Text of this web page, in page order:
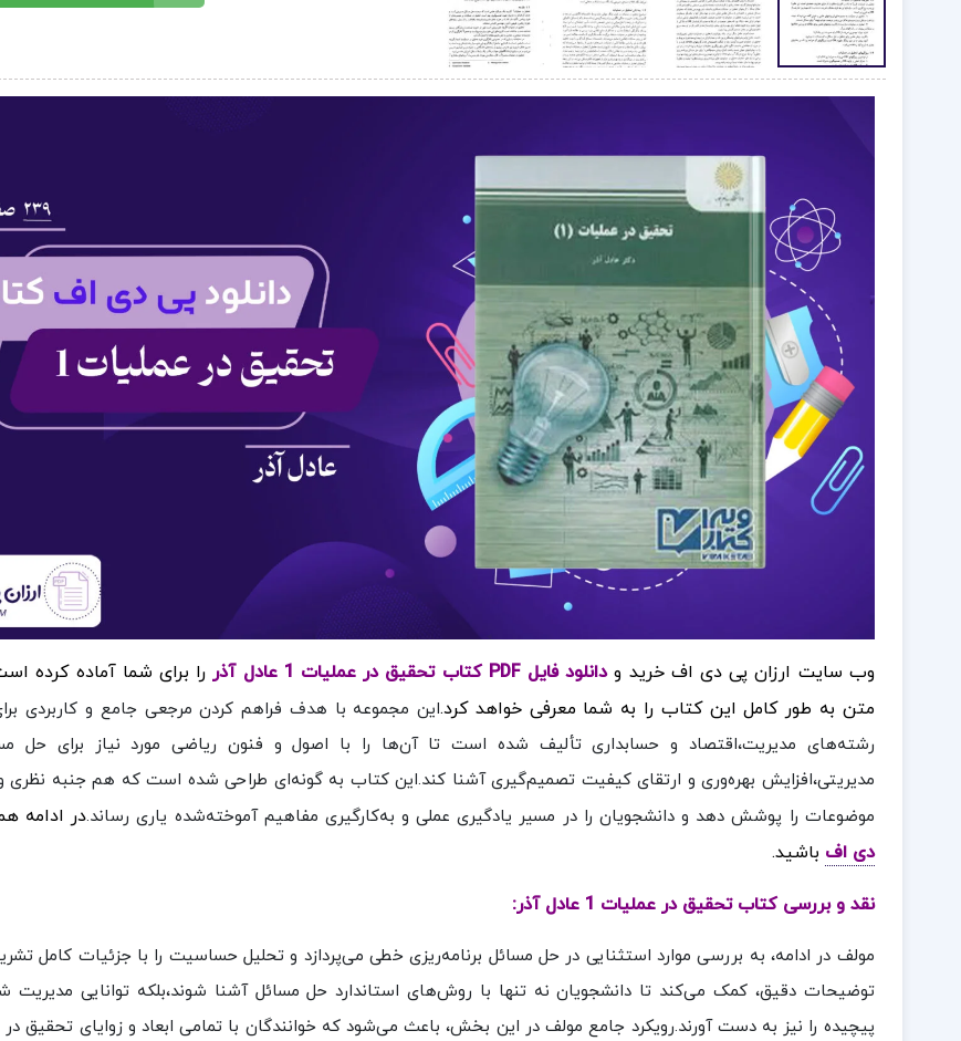
وب سایت ارزان پی دی اف خرید ودانلود فایل PDF کتاب تحقیق در عملیات 1 عادل آذر را برای شما آماده کرده
متن به طور کامل این کتاب را به شما معرفی خواهد کرد.این مجموعه با هدف فراهم‌ کردن مرجعی جامع و کاربردی
رشته‌های مدیریت،اقتصاد و حسابداری تألیف شده است تا آن‌ها را با اصول و فنون ریاضی مورد نیاز برای حل
مدیریتی،افزایش بهره‌وری و ارتقای کیفیت تصمیم‌گیری آشنا کند.این کتاب به گونه‌ای طراحی شده است که هم جنبه نظری
موضوعات را پوشش دهد و دانشجویان را در مسیر یادگیری عملی و به‌کارگیری مفاهیم آموخته‌شده یاری رساند.در ادامه
دی اف باشید.
نقد و بررسی کتاب تحقیق در عملیات 1 عادل آذر:
مولف در ادامه، به بررسی موارد استثنایی در حل مسائل برنامه‌ریزی خطی می‌پردازد و تحلیل حساسیت را با جزئیات کامل
توضیحات دقیق، کمک می‌کند تا دانشجویان نه تنها با روش‌های استاندارد حل مسائل آشنا شوند،بلکه توانایی
پیچیده را نیز به دست آورند.رویکرد جامع مولف در این بخش، باعث می‌شود که خوانندگان با تمامی ابعاد و زوایای تحقیق